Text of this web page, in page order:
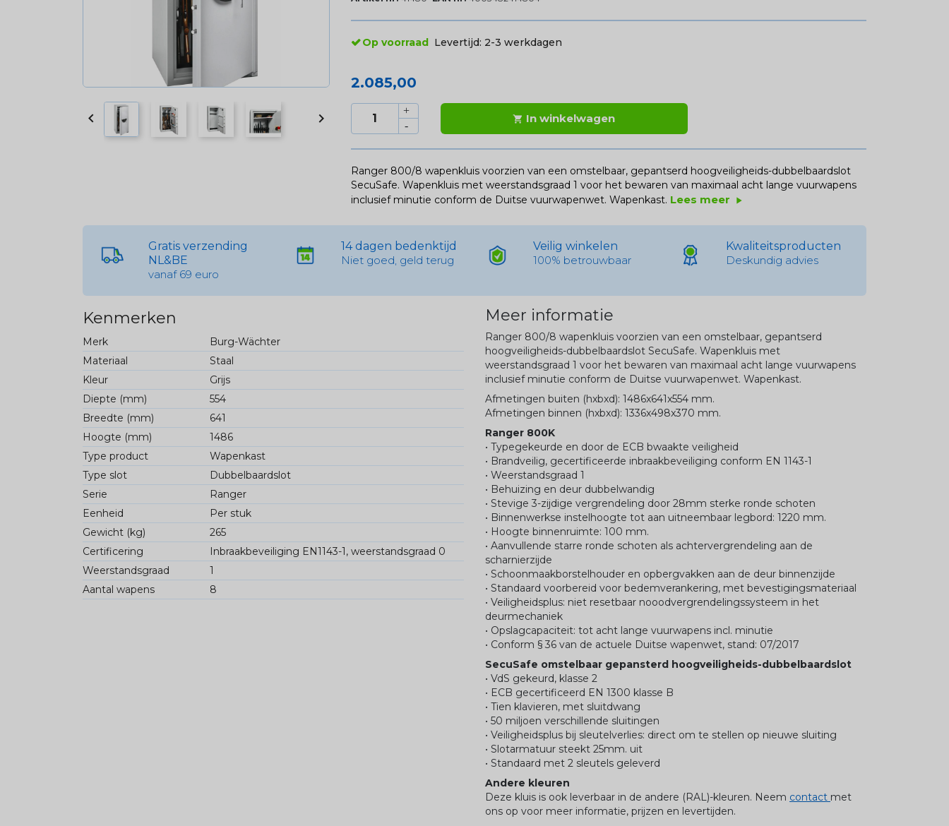
 
Op voorraad Levertijd: 2-3 werkdagen
2.085,00
 In winkelwagen
Ranger 800/8 wapenkluis voorzien van een omstelbaar, gepantserd hoogveiligheids-dubbelbaardslot
SecuSafe. Wapenkluis met weerstandsgraad 1 voor het bewaren van maximaal acht lange vuurwapens
inclusief minutie conform de Duitse vuurwapenwet. Wapenkast. Lees meer play_arrow
Gratis verzending
NL&BE
vanaf 69 euro
14 dagen bedenktijd
Niet goed, geld terug
Veilig winkelen
100% betrouwbaar
Kwaliteitsproducten
Deskundig advies
Kenmerken
Merk
Burg-Wächter
Materiaal
Staal
Kleur
Grijs
Diepte (mm)
554
Breedte (mm)
641
Hoogte (mm)
1486
Type product
Wapenkast
Type slot
Dubbelbaardslot
Serie
Ranger
Eenheid
Per stuk
Gewicht (kg)
265
Certificering
Inbraakbeveiliging EN1143-1, weerstandsgraad 0
Weerstandsgraad
1
Aantal wapens
8
Meer informatie
Ranger 800/8 wapenkluis voorzien van een omstelbaar, gepantserd
hoogveiligheids-dubbelbaardslot SecuSafe. Wapenkluis met
weerstandsgraad 1 voor het bewaren van maximaal acht lange vuurwapens
inclusief minutie conform de Duitse vuurwapenwet. Wapenkast.
Afmetingen buiten (hxbxd): 1486x641x554 mm.
Afmetingen binnen (hxbxd): 1336x498x370 mm.
Ranger 800K
• Typegekeurde en door de ECB bwaakte veiligheid
• Brandveilig, gecertificeerde inbraakbeveiliging conform EN 1143-1
• Weerstandsgraad 1
• Behuizing en deur dubbelwandig
• Stevige 3-zijdige vergrendeling door 28mm sterke ronde schoten
• Binnenwerkse instelhoogte tot aan uitneembaar legbord: 1220 mm.
• Hoogte binnenruimte: 100 mm.
• Aanvullende starre ronde schoten als achtervergrendeling aan de
scharnierzijde
• Schoonmaakborstelhouder en opbergvakken aan de deur binnenzijde
• Standaard voorbereid voor bedemverankering, met bevestigingsmateriaal
• Veiligheidsplus: niet resetbaar nooodvergrendelingssysteem in het
deurmechaniek
• Opslagcapaciteit: tot acht lange vuurwapens incl. minutie
• Conform § 36 van de actuele Duitse wapenwet, stand: 07/2017
SecuSafe omstelbaar gepansterd hoogveiligheids-dubbelbaardslot
• VdS gekeurd, klasse 2
• ECB gecertificeerd EN 1300 klasse B
• Tien klavieren, met sluitdwang
• 50 miljoen verschillende sluitingen
• Veiligheidsplus bij sleutelverlies: direct om te stellen op nieuwe sluiting
• Slotarmatuur steekt 25mm. uit
• Standaard met 2 sleutels geleverd
Andere kleuren
Deze kluis is ook leverbaar in de andere (RAL)-kleuren. Neem contact met
ons op voor meer informatie, prijzen en levertijden.